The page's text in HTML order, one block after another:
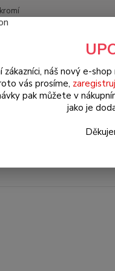
Brouk Typ 1 (1938 » 03)
Typ 1/2/3/14/181 (»
páky
zákazníci, náš nový e-
vás prosíme,
pak můžete v
jako je